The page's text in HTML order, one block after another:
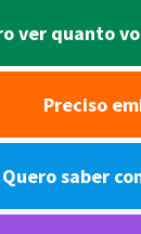
ver quanto
Preciso
Quero saber